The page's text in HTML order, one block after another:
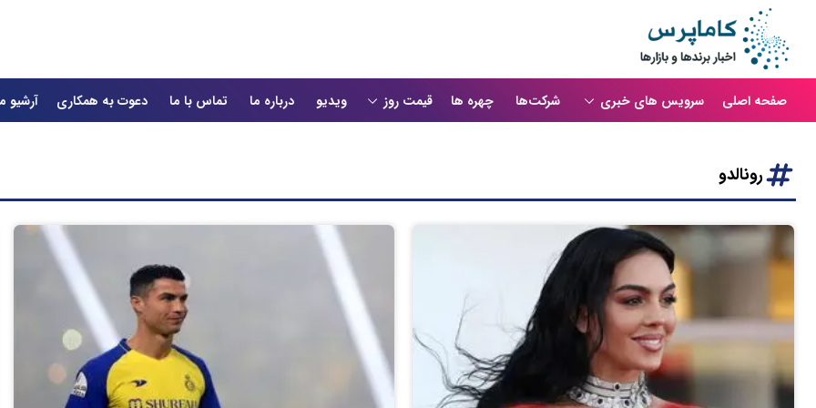
صفحه اصلی سرویس های خبری شرکت‌ها چهره ها قیمت روز ویدیو درباره ما تماس با ما دعوت به همکاری آرشیو
رونالدو